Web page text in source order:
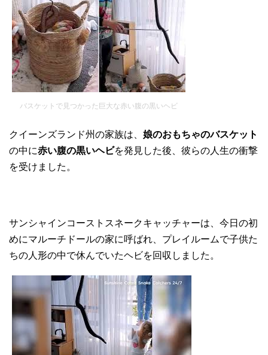
バスケットで見つかった巨大な赤い腹の黒いヘビ
クイーンズランド州の家族は、 娘のおもちゃのバスケット
の中に赤い腹の黒いヘビを発見した後、彼らの人生の衝撃
を受けました。
サンシャインコーストスネークキャッチャーは、今日の初
めにマルーチドールの家に呼ばれ、プレイルームで子供た
ちの人形の中で休んでいたヘビを回収しました。